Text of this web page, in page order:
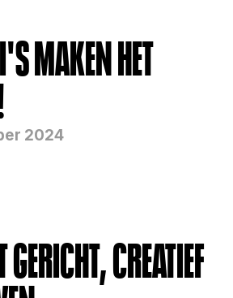
MAKEN HET
2024
GERICHT, CREATIEF